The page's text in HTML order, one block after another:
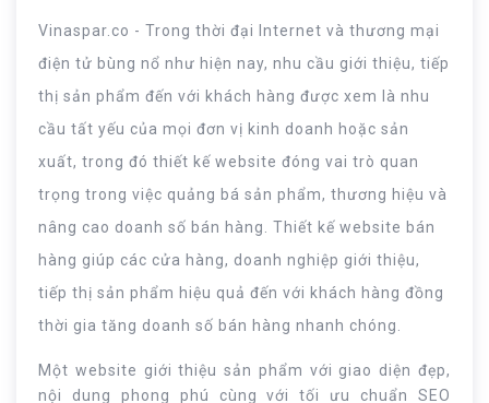
Vinaspar.co - Trong thời đại Internet và thương mại
điện tử bùng nổ như hiện nay, nhu cầu giới thiệu, tiếp
thị sản phẩm đến với khách hàng được xem là nhu
cầu tất yếu của mọi đơn vị kinh doanh hoặc sản
xuất, trong đó thiết kế website đóng vai trò quan
trọng trong việc quảng bá sản phẩm, thương hiệu và
nâng cao doanh số bán hàng. Thiết kế website bán
hàng giúp các cửa hàng, doanh nghiệp giới thiệu,
tiếp thị sản phẩm hiệu quả đến với khách hàng đồng
thời gia tăng doanh số bán hàng nhanh chóng.
Một website giới thiệu sản phẩm với giao diện đẹp,
nội dung phong phú cùng với tối ưu chuẩn SEO